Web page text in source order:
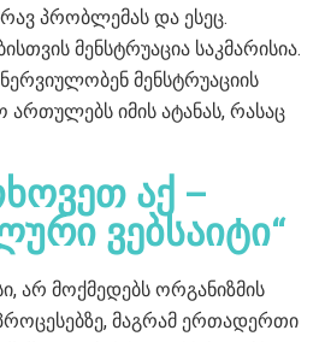
პრობლემას და ესეც.
მენსტრუაცია საკმარისია.
მენსტრუაციის
იმის ატანას, რასაც
აქ –
ვებსაიტი“
არ მოქმედებს ორგანიზმის
მაგრამ ერთადერთი